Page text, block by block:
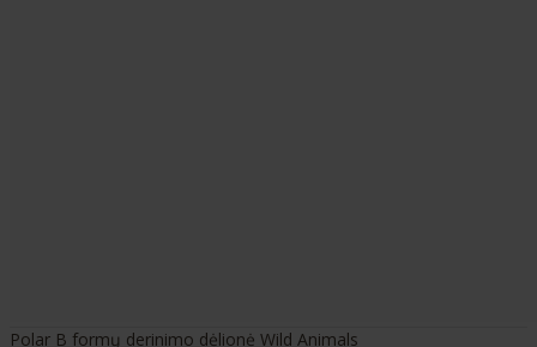
Polar B formų derinimo dėlionė Wild Animals